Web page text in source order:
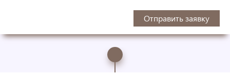
Отправить заявку